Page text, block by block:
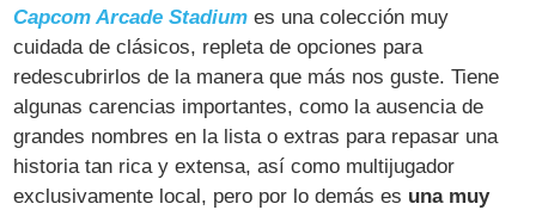
Capcom Arcade Stadium es una colección muy
cuidada de clásicos, repleta de opciones para
redescubrirlos de la manera que más nos guste. Tiene
algunas carencias importantes, como la ausencia de
grandes nombres en la lista o extras para repasar una
historia tan rica y extensa, así como multijugador
exclusivamente local, pero por lo demás es una muy